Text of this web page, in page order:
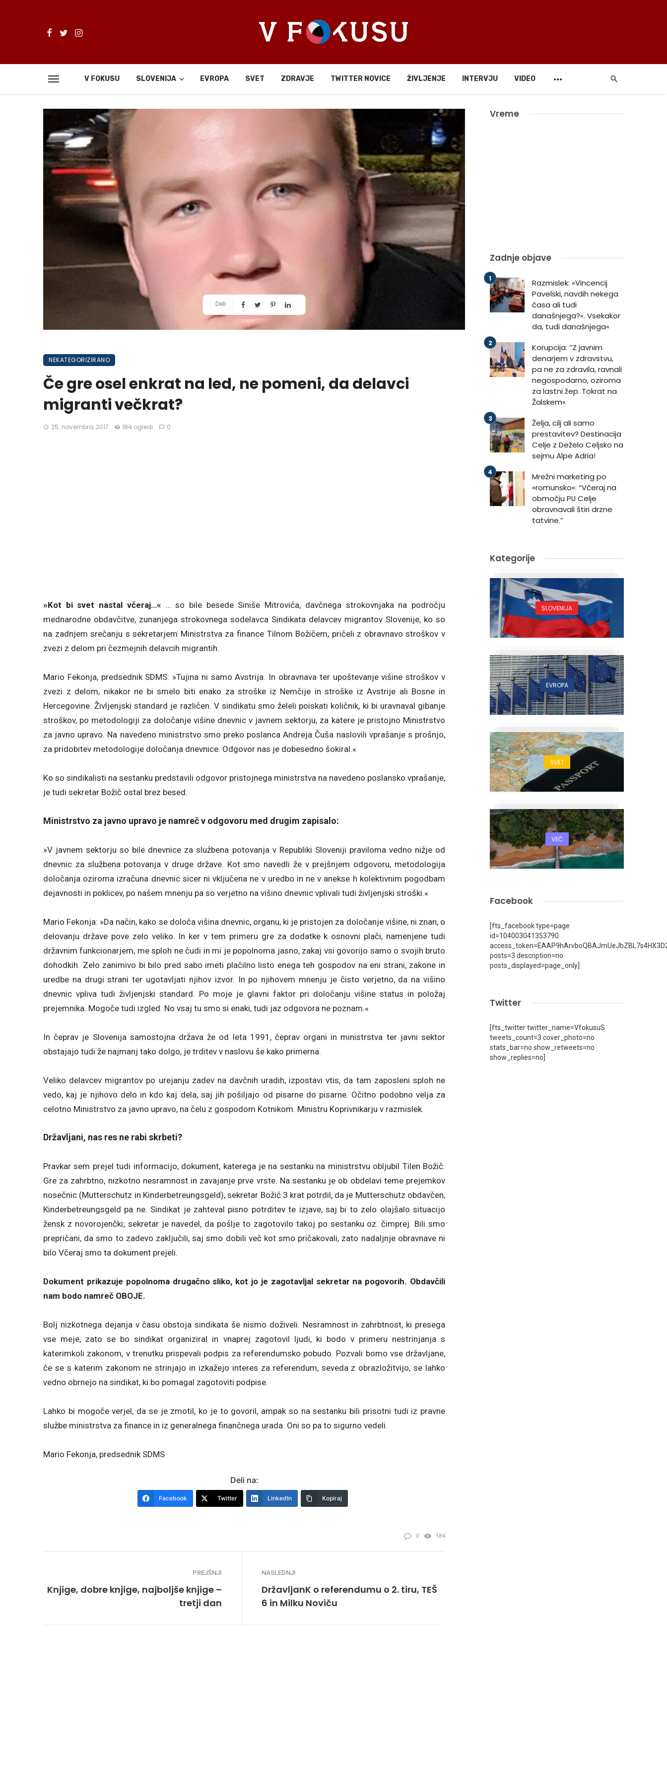
V FOKUSU SLOVENIJA EVROPA SVET ZDRAVJE TWITTER NOVICE ŽIVLJENJE INTERVJU VIDEO
Deli
NEKATEGORIZIRANO
Če gre osel enkrat na led, ne pomeni, da delavci
migranti večkrat?
25. novembra, 2017 184 ogledi 0
»Kot bi svet nastal včeraj…« … so bile besede Siniše Mitrovića, davčnega strokovnjaka na področju
mednarodne obdavčitve, zunanjega strokovnega sodelavca Sindikata delavcev migrantov Slovenije, ko so
na zadnjem srečanju s sekretarjem Ministrstva za finance Tilnom Božičem, pričeli z obravnavo stroškov v
zvezi z delom pri čezmejnih delavcih migrantih.
Mario Fekonja, predsednik SDMS: »Tujina ni samo Avstrija. In obravnava ter upoštevanje višine stroškov v
zvezi z delom, nikakor ne bi smelo biti enako za stroške iz Nemčije in stroške iz Avstrije ali Bosne in
Hercegovine. Življenjski standard je različen. V sindikatu smo želeli poiskati količnik, ki bi uravnaval gibanje
stroškov, po metodologiji za določanje višine dnevnic v javnem sektorju, za katere je pristojno Ministrstvo
za javno upravo. Na navedeno ministrstvo smo preko poslanca Andreja Čuša naslovili vprašanje s prošnjo,
za pridobitev metodologije določanja dnevnice. Odgovor nas je dobesedno šokiral.«
Ko so sindikalisti na sestanku predstavili odgovor pristojnega ministrstva na navedeno poslansko vprašanje,
je tudi sekretar Božič ostal brez besed.
Ministrstvo za javno upravo je namreč v odgovoru med drugim zapisalo:
»V javnem sektorju so bile dnevnice za službena potovanja v Republiki Sloveniji praviloma vedno nižje od
dnevnic za službena potovanja v druge države. Kot smo navedli že v prejšnjem odgovoru, metodologija
določanja oziroma izračuna dnevnic sicer ni vključena ne v uredbo in ne v anekse h kolektivnim pogodbam
dejavnosti in poklicev, po našem mnenju pa so verjetno na višino dnevnic vplivali tudi življenjski stroški.«
Mario Fekonja: »Da način, kako se določa višina dnevnic, organu, ki je pristojen za določanje višine, ni znan, o
delovanju države pove zelo veliko. In ker v tem primeru gre za dodatke k osnovni plači, namenjene tudi
državnim funkcionarjem, me sploh ne čudi in mi je popolnoma jasno, zakaj vsi govorijo samo o svojih bruto
dohodkih. Zelo zanimivo bi bilo pred sabo imeti plačilno listo enega teh gospodov na eni strani, zakone in
uredbe na drugi strani ter ugotavljati njihov izvor. In po njihovem mnenju je čisto verjetno, da na višino
dnevnic vpliva tudi življenjski standard. Po moje je glavni faktor pri določanju višine status in položaj
prejemnika. Mogoče tudi izgled. No vsaj tu smo si enaki, tudi jaz odgovora ne poznam.«
In čeprav je Slovenija samostojna država že od leta 1991, čeprav organi in ministrstva ter javni sektor
obstajajo tudi že najmanj tako dolgo, je trditev v naslovu še kako primerna.
Veliko delavcev migrantov po urejanju zadev na davčnih uradih, izpostavi vtis, da tam zaposleni sploh ne
vedo, kaj je njihovo delo in kdo kaj dela, saj jih pošiljajo od pisarne do pisarne. Očitno podobno velja za
celotno Ministrstvo za javno upravo, na čelu z gospodom Kotnikom. Ministru Koprivnikarju v razmislek.
Državljani, nas res ne rabi skrbeti?
Pravkar sem prejel tudi informacijo, dokument, katerega je na sestanku na ministrstvu obljubil Tilen Božič.
Gre za zahrbtno, nizkotno nesramnost in zavajanje prve vrste. Na sestanku je ob obdelavi teme prejemkov
nosečnic (Mutterschutz in Kinderbetreungsgeld), sekretar Božić 3 krat potrdil, da je Mutterschutz obdavčen,
Kinderbetreungsgeld pa ne. Sindikat je zahteval pisno potrditev te izjave, saj bi to zelo olajšalo situacijo
žensk z novorojenčki; sekretar je navedel, da pošlje to zagotovilo takoj po sestanku oz. čimprej. Bili smo
prepričani, da smo to zadevo zaključili, saj smo dobili več kot smo pričakovali, zato nadaljnje obravnave ni
bilo Včeraj smo ta dokument prejeli.
Dokument prikazuje popolnoma drugačno sliko, kot jo je zagotavljal sekretar na pogovorih. Obdavčili
nam bodo namreč OBOJE.
Bolj nizkotnega dejanja v času obstoja sindikata še nismo doživeli. Nesramnost in zahrbtnost, ki presega
vse meje, zato se bo sindikat organiziral in vnaprej zagotovil ljudi, ki bodo v primeru nestrinjanja s
katerimkoli zakonom, v trenutku prispevali podpis za referendumsko pobudo. Pozvali bomo vse državljane,
če se s katerim zakonom ne strinjajo in izkažejo interes za referendum, seveda z obrazložitvijo, se lahko
vedno obrnejo na sindikat, ki bo pomagal zagotoviti podpise.
Lahko bi mogoče verjel, da se je zmotil, ko je to govoril, ampak so na sestanku bili prisotni tudi iz pravne
službe ministrstva za finance in iz generalnega finančnega urada. Oni so pa to sigurno vedeli.
Mario Fekonja, predsednik SDMS
Deli na:
Facebook Twitter LinkedIn Kopiraj
0 184
PREJŠNJI
Knjige, dobre knjige, najboljše knjige –
tretji dan
NASLEDNJI
DržavljanK o referendumu o 2. tiru, TEŠ
6 in Milku Noviču
Vreme
Zadnje objave
Razmislek: »Vincencij
Pavelski, navdih nekega
časa ali tudi
današnjega?«. Vsekakor
da, tudi današnjega«
Korupcija: “Z javnim
denarjem v zdravstvu,
pa ne za zdravila, ravnali
negospodarno, oziroma
za lastni žep. Tokrat na
Žalskem«
Želja, cilj ali samo
prestavitev? Destinacija
Celje z Deželo Celjsko na
sejmu Alpe Adria!
Mrežni marketing po
»romunsko«: “Včeraj na
območju PU Celje
obravnavali štiri drzne
tatvine.”
Kategorije
SLOVENIJA
EVROPA
SVET
VEČ
Facebook
[fts_facebook type=page
id=104003041353790
posts=3 description=no
posts_displayed=page_only]
Twitter
[fts_twitter twitter_name=VfokusuS
tweets_count=3 cover_photo=no
stats_bar=no show_retweets=no
show_replies=no]